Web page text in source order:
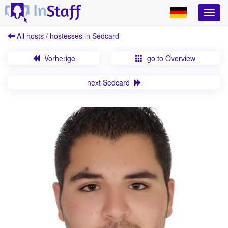
All hosts / hostesses in Sedcard
Vorherige go to Overview
next Sedcard